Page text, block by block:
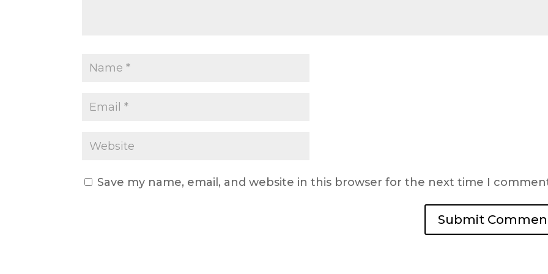
Save my name, email, and website in this browser for the next time I